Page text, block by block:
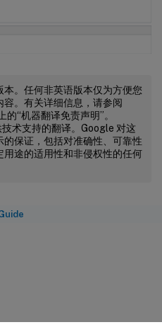
。任何非英语版本仅为方便您
。有关详细信息，请参阅
上的“机器翻译免责声明”。
术支持的翻译。Google 对这
保证，包括对准确性、可靠性
途的适用性和非侵权性的任何